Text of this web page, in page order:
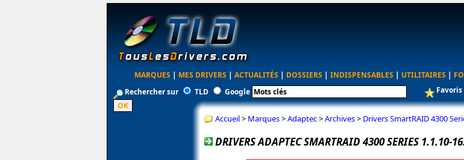
MARQUES | MES DRIVERS | ACTUALITÉS | DOSSIERS | INDISPENSABLES | UTILITAIRES |
Rechercher sur
TLD Google Favoris
Accueil> Marques>Adaptec>Archives> Drivers SmartRAID 4300
DRIVERS ADAPTEC SMARTRAID 4300 SERIES 1.1.10-